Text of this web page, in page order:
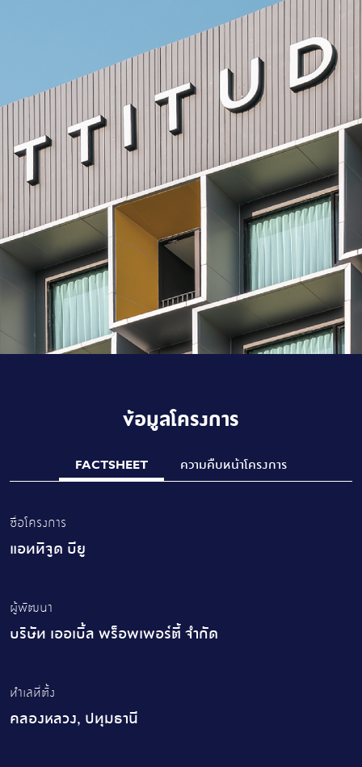
ข้อมูลโครงการ
FACTSHEET ความคืบหน้าโครงการ
ชื่อโครงการ
แอททิจูด บียู
ผู้พัฒนา
บริษัท เออเบิ้ล พร็อพเพอร์ตี้ จำกัด
ทำเลที่ตั้ง
คลองหลวง, ปทุมธานี